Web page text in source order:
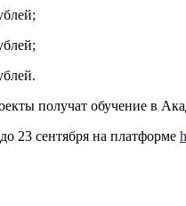
получат обучение в
23 сентября на платформе